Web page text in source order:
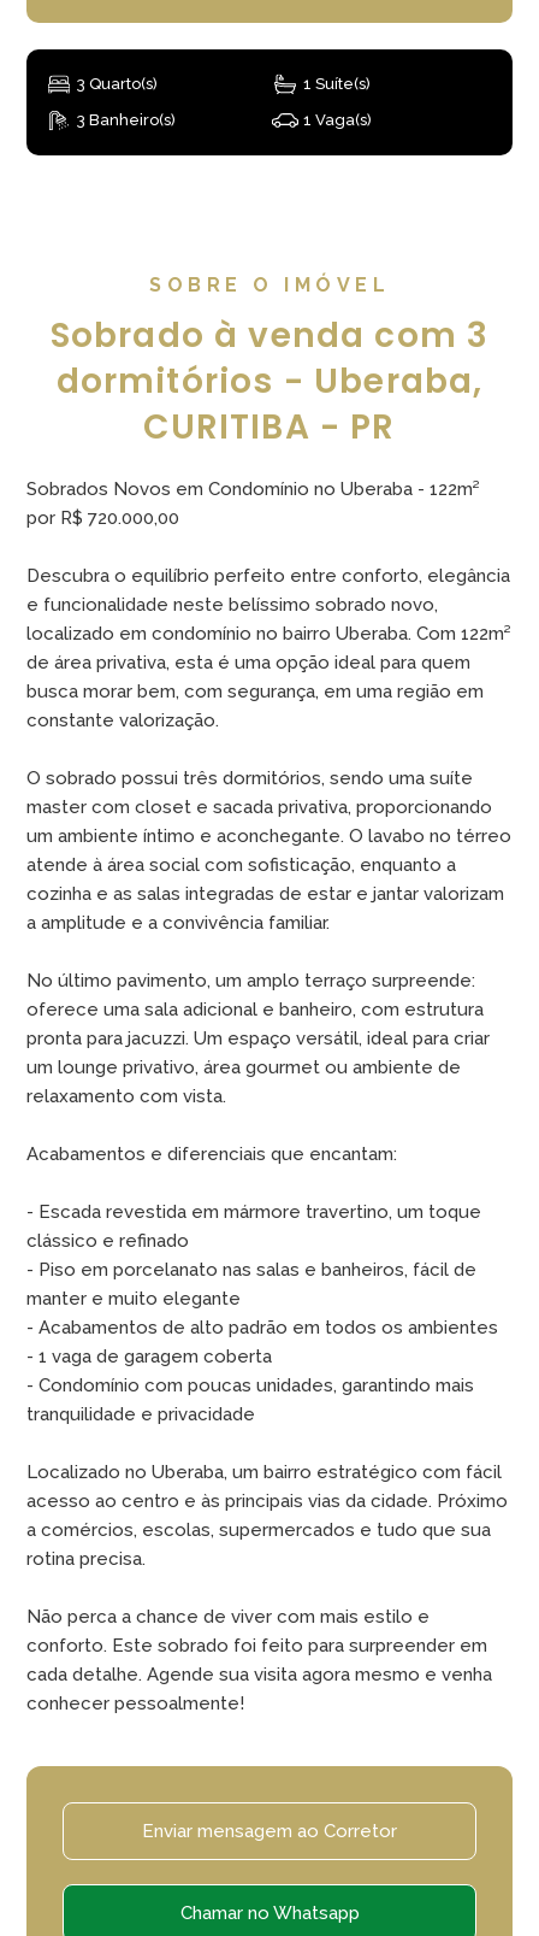
3 Quarto(s)
1 Suíte(s)
3 Banheiro(s)
1 Vaga(s)
SOBRE O IMÓVEL
Sobrado à venda com 3
dormitórios - Uberaba,
CURITIBA - PR
Sobrados Novos em Condomínio no Uberaba - 122m²
por R$ 720.000,00
Descubra o equilíbrio perfeito entre conforto, elegância
e funcionalidade neste belíssimo sobrado novo,
localizado em condomínio no bairro Uberaba. Com 122m²
de área privativa, esta é uma opção ideal para quem
busca morar bem, com segurança, em uma região em
constante valorização.
O sobrado possui três dormitórios, sendo uma suíte
master com closet e sacada privativa, proporcionando
um ambiente íntimo e aconchegante. O lavabo no térreo
atende à área social com sofisticação, enquanto a
cozinha e as salas integradas de estar e jantar valorizam
a amplitude e a convivência familiar.
No último pavimento, um amplo terraço surpreende:
oferece uma sala adicional e banheiro, com estrutura
pronta para jacuzzi. Um espaço versátil, ideal para criar
um lounge privativo, área gourmet ou ambiente de
relaxamento com vista.
Acabamentos e diferenciais que encantam:
- Escada revestida em mármore travertino, um toque
clássico e refinado
- Piso em porcelanato nas salas e banheiros, fácil de
manter e muito elegante
- Acabamentos de alto padrão em todos os ambientes
- 1 vaga de garagem coberta
- Condomínio com poucas unidades, garantindo mais
tranquilidade e privacidade
Localizado no Uberaba, um bairro estratégico com fácil
acesso ao centro e às principais vias da cidade. Próximo
a comércios, escolas, supermercados e tudo que sua
rotina precisa.
Não perca a chance de viver com mais estilo e
conforto. Este sobrado foi feito para surpreender em
cada detalhe. Agende sua visita agora mesmo e venha
conhecer pessoalmente!
Enviar mensagem ao Corretor
Chamar no Whatsapp